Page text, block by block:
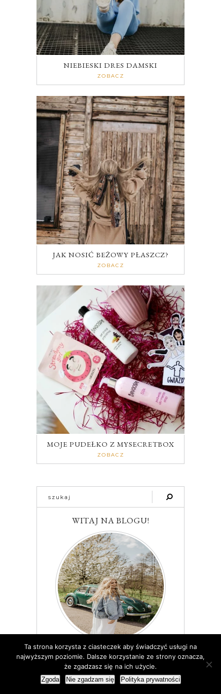
NIEBIESKI DRES DAMSKI
ZOBACZ
JAK NOSIĆ BEŻOWY PŁASZCZ?
ZOBACZ
MOJE PUDEŁKO Z MYSECRETBOX
ZOBACZ
WITAJ NA BLOGU!
Cześć jestem Ola! Pewnie zastanawiasz się
dlaczego Rozalia? To moje drugie imię. Na
swoim blogu pragnę dodawać regularne wpisy
o tematyce lifestylowej. Zapraszam więc do
Ta strona korzysta z ciasteczek aby świadczyć usługi na
najwyższym poziomie. Dalsze korzystanie ze strony oznacza,
że zgadzasz się na ich użycie.
Zgoda Nie zgadzam się Polityka prywatności